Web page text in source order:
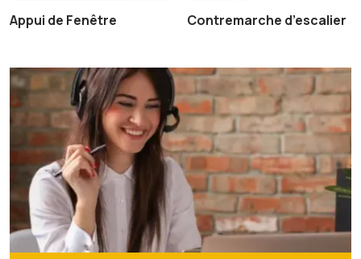
Appui de Fenêtre Contremarche d’escalier